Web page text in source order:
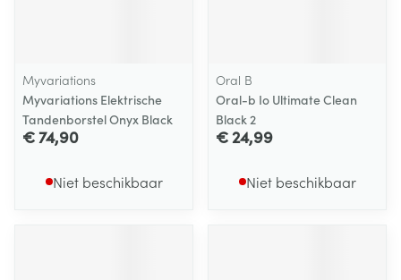
Myvariations
Myvariations Elektrische
Tandenborstel Onyx Black
€ 74,90
Niet beschikbaar
Oral B
Oral-b Io Ultimate Clean
Black 2
€ 24,99
Niet beschikbaar